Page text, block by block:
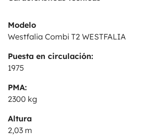
découvrir les plus beaux endroits.
PS : Je suis une vraie star, tout le
vous au jeu le temps d’un séjour et
expérience insolite de « vanlife ».
Modelo
Westfalia Combi T2 WESTFALIA
Puesta en circulación:
1975
PMA:
2300 kg
Altura
2,03 m